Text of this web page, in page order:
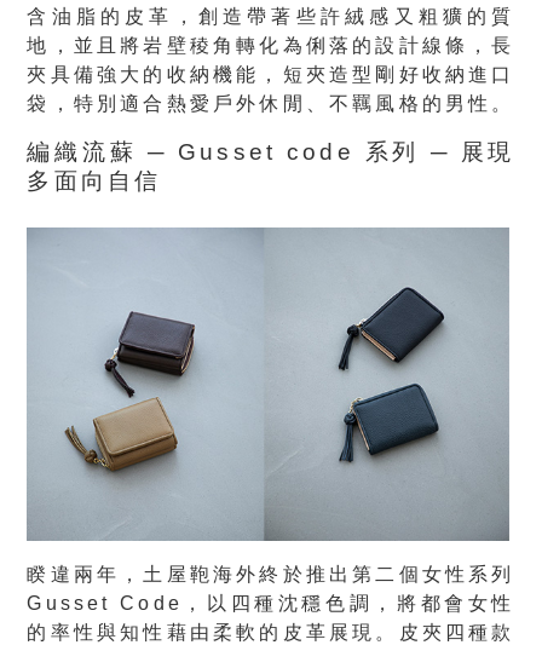
含油脂的皮革，創造帶著些許絨感又粗獷的質
地，並且將岩壁稜角轉化為俐落的設計線條，長
夾具備強大的收納機能，短夾造型剛好收納進口
袋，特別適合熱愛戶外休閒、不羈風格的男性。
編織流蘇 ─ Gusset code 系列 ─ 展現
多面向自信
睽違兩年，土屋鞄海外終於推出第二個女性系列
Gusset Code，以四種沈穩色調，將都會女性
的率性與知性藉由柔軟的皮革展現。皮夾四種款